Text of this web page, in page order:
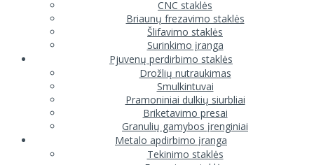
CNC staklės
Briaunų frezavimo staklės
Šlifavimo staklės
Surinkimo įranga
Pjuvenų perdirbimo staklės
Drožlių nutraukimas
Smulkintuvai
Pramoniniai dulkių siurbliai
Briketavimo presai
Granulių gamybos įrenginiai
Metalo apdirbimo įranga
Tekinimo staklės